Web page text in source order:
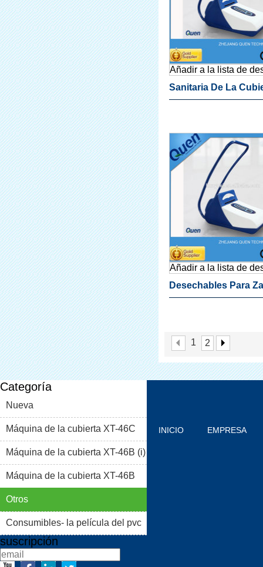
Añadir a la lista de
Sanitaria De La
Uso Médico
Añadir a la lista de
Desechables Para
1
2
Categoría
Nueva
Máquina de la cubierta XT-46C
Máquina de la cubierta XT-46B (i)
Máquina de la cubierta XT-46B
(II)
Otros
Consumibles- la película del pvc
suscripción
INICIO EMPRESA